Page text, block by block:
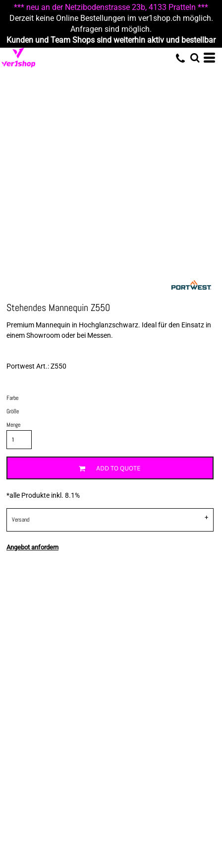
*** neu an der Netzibodenstrasse 23b, 4133 Pratteln ***
Derzeit keine Online Bestellungen im ver1shop.ch möglich.
Anfragen sind möglich.
Kunden und Team Shops sind weiterhin aktiv und bestellbar
Stehendes Mannequin Z550
Premium Mannequin in Hochglanzschwarz. Ideal für den Einsatz in
einem Showroom oder bei Messen.
Portwest Art.: Z550
Farbe
Größe
Menge
ADD TO QUOTE
*alle Produkte inkl. 8.1%
Versand
Angebot anfordern